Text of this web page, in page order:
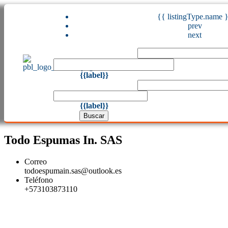
{{ listingType.name
prev
next
{{label}}
{{label}}
Buscar
Todo Espumas In. SAS
Correo
todoespumain.sas@outlook.es
Teléfono
+573103873110